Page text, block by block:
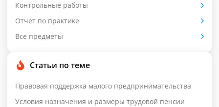
Контрольные работы
Отчет по практике
Все предметы
Статьи по теме
Правовая поддержка малого предпринимательства
Условия назначения и размеры трудовой пенсии